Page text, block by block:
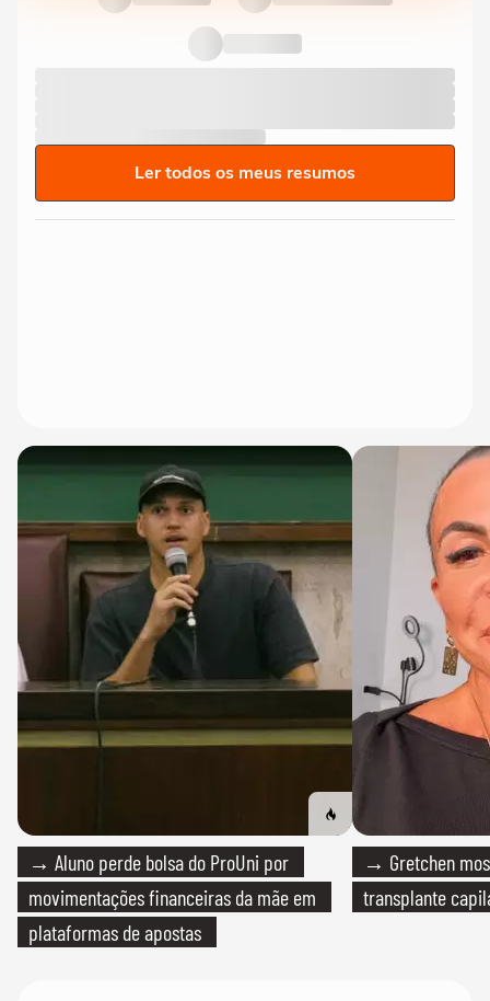
Ler todos os meus resumos
→ Aluno perde bolsa do ProUni por
movimentações financeiras da mãe em
plataformas de apostas
→ Gretchen
transplante